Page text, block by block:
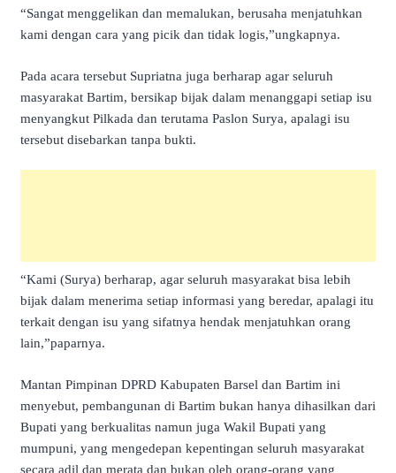
“Sangat menggelikan dan memalukan, berusaha menjatuhkan
kami dengan cara yang picik dan tidak logis,”ungkapnya.
Pada acara tersebut Supriatna juga berharap agar seluruh
masyarakat Bartim, bersikap bijak dalam menanggapi setiap isu
menyangkut Pilkada dan terutama Paslon Surya, apalagi isu
tersebut disebarkan tanpa bukti.
“Kami (Surya) berharap, agar seluruh masyarakat bisa lebih
bijak dalam menerima setiap informasi yang beredar, apalagi itu
terkait dengan isu yang sifatnya hendak menjatuhkan orang
lain,”paparnya.
Mantan Pimpinan DPRD Kabupaten Barsel dan Bartim ini
menyebut, pembangunan di Bartim bukan hanya dihasilkan dari
Bupati yang berkualitas namun juga Wakil Bupati yang
mumpuni, yang mengedepan kepentingan seluruh masyarakat
secara adil dan merata dan bukan oleh orang-orang yang